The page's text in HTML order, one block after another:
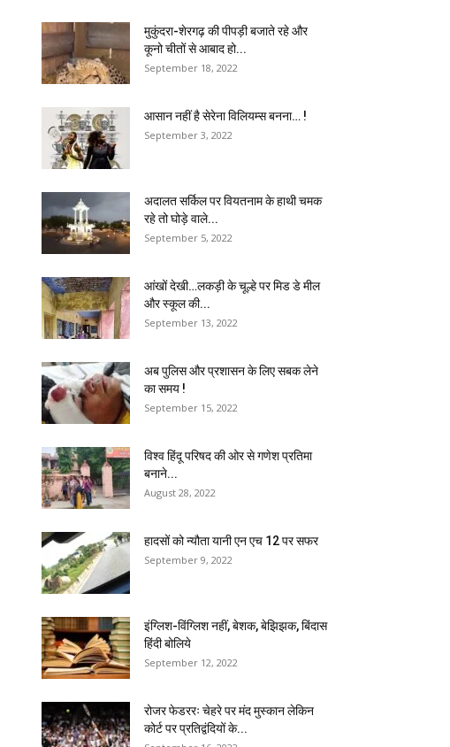
मुकुंदरा-शेरगढ़ की पीपड़ी बजाते रहे और
कूनो चीतों से आबाद हो...
September 18, 2022
आसान नहीं है सेरेना विलियम्स बनना… !
September 3, 2022
अदालत सर्किल पर वियतनाम के हाथी चमक
रहे तो घोड़े वाले...
September 5, 2022
आंखों देखी…लकड़ी के चूल्हे पर मिड डे मील
और स्कूल की...
September 13, 2022
अब पुलिस और प्रशासन के लिए सबक लेने
का समय !
September 15, 2022
विश्व हिंदू परिषद की ओर से गणेश प्रतिमा
बनाने...
August 28, 2022
हादसों को न्यौता यानी एन एच 12 पर सफर
September 9, 2022
इंग्लिश-विंग्लिश नहीं, बेशक, बेझिझक, बिंदास
हिंदी बोलिये
September 12, 2022
रोजर फेडररः चेहरे पर मंद मुस्कान लेकिन
कोर्ट पर प्रतिद्वंदियों के...